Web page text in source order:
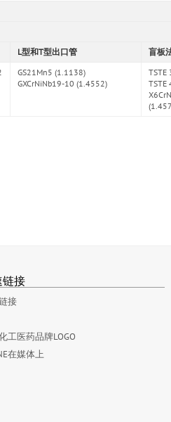
L型和T型出口管 盲板
GS21Mn5 (1.1138)
GXCrNiNb19-10 (1.4552)
TSTE
TSTE
接
接
工医药品牌LOGO
在媒体上